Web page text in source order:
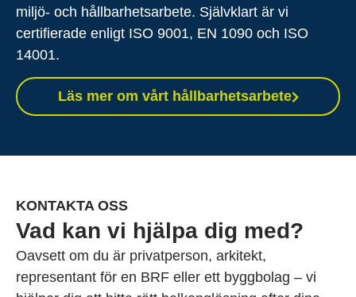
miljö- och hållbarhetsarbete. Självklart är vi
certifierade enligt ISO 9001, EN 1090 och ISO
14001.
Läs mer om vårt hållbarhetsarbete
KONTAKTA OSS
Vad kan vi hjälpa dig med?
Oavsett om du är privatperson, arkitekt,
representant för en BRF eller ett byggbolag – vi